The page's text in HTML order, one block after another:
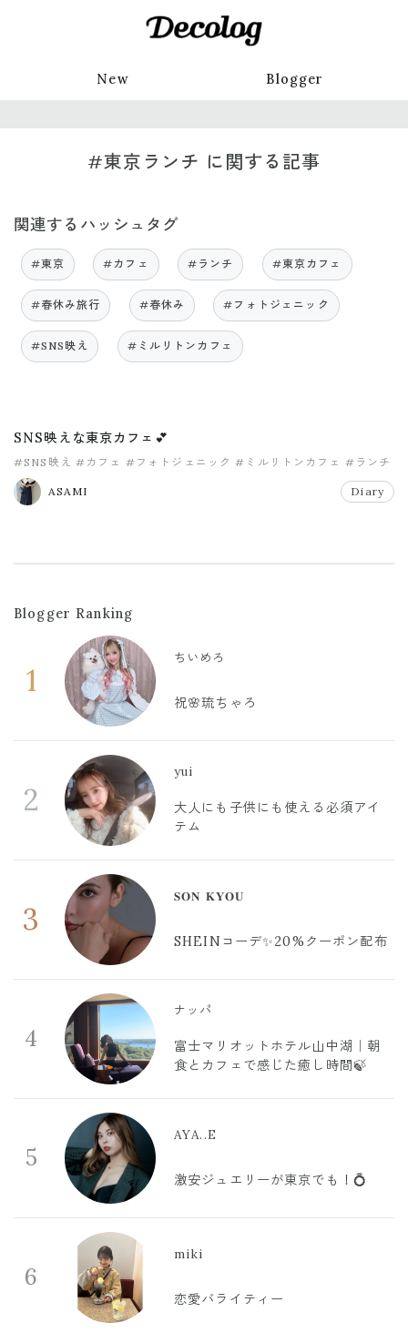
New Blogger
#東京ランチ に関する記事
関連するハッシュタグ
#東京 #カフェ #ランチ #東京カフェ
#春休み旅行 #春休み #フォトジェニック
#SNS映え #ミルリトンカフェ
SNS映えな東京カフェ💕
#SNS映え #カフェ #フォトジェニック #ミルリトンカフェ #ランチ
#春休み
ASAMI
Diary
Blogger Ranking
1
ちいめろ
祝🌸琉ちゃろ
2
yui
大人にも子供にも使える必須アイ
テム
3
𝐒𝐎𝐍 𝐊𝐘𝐎𝐔
SHEINコーデ✨20%クーポン配布
4
ナッパ
富士マリオットホテル山中湖｜朝
食とカフェで感じた癒し時間🍃
5
AYA..E
激安ジュエリーが東京でも！💍
6
miki
恋愛バライティー